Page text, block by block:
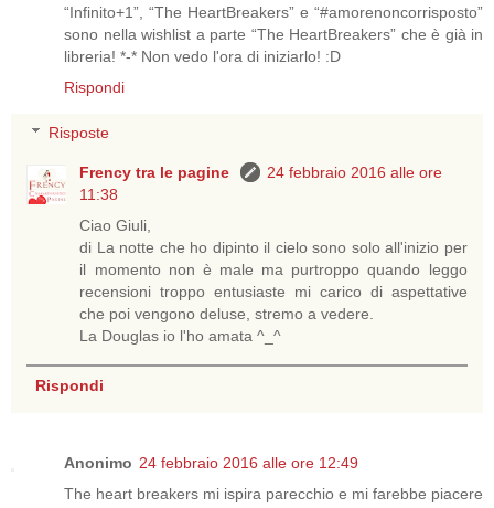
“Infinito+1”, “The HeartBreakers” e “#amorenoncorrisposto”
sono nella wishlist a parte “The HeartBreakers” che è già in
libreria! *-* Non vedo l'ora di iniziarlo! :D
Rispondi
Risposte
Frency tra le pagine
24 febbraio 2016 alle ore
11:38
Ciao Giuli,
di La notte che ho dipinto il cielo sono solo all'inizio per
il momento non è male ma purtroppo quando leggo
recensioni troppo entusiaste mi carico di aspettative
che poi vengono deluse, stremo a vedere.
La Douglas io l'ho amata ^_^
Rispondi
Anonimo 24 febbraio 2016 alle ore 12:49
The heart breakers mi ispira parecchio e mi farebbe piacere